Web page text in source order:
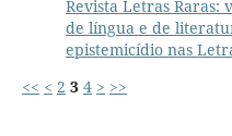
Revista Letras Raras:
de língua e de
epistemicídio nas
<< < 2 3 4 > >>